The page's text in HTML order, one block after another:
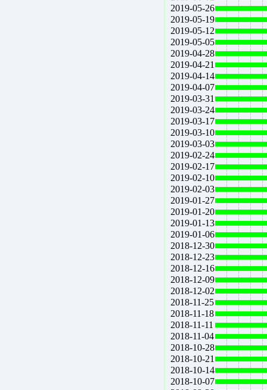
2019-05-26
2019-05-19
2019-05-12
2019-05-05
2019-04-28
2019-04-21
2019-04-14
2019-04-07
2019-03-31
2019-03-24
2019-03-17
2019-03-10
2019-03-03
2019-02-24
2019-02-17
2019-02-10
2019-02-03
2019-01-27
2019-01-20
2019-01-13
2019-01-06
2018-12-30
2018-12-23
2018-12-16
2018-12-09
2018-12-02
2018-11-25
2018-11-18
2018-11-11
2018-11-04
2018-10-28
2018-10-21
2018-10-14
2018-10-07